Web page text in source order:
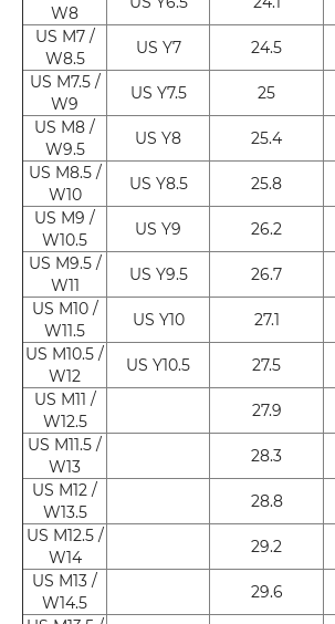
W8
US M7 /
W8.5
US Y7 24.5
US M7.5 /
W9
US Y7.5 25
US M8 /
W9.5
US Y8 25.4
US M8.5 /
W10
US Y8.5 25.8
US M9 /
W10.5
US Y9 26.2
US M9.5 /
W11
US Y9.5 26.7
US M10 /
W11.5
US Y10 27.1
US M10.5 /
W12
US Y10.5 27.5
US M11 /
W12.5
27.9
US M11.5 /
W13
28.3
US M12 /
W13.5
28.8
US M12.5 /
W14
29.2
US M13 /
W14.5
29.6